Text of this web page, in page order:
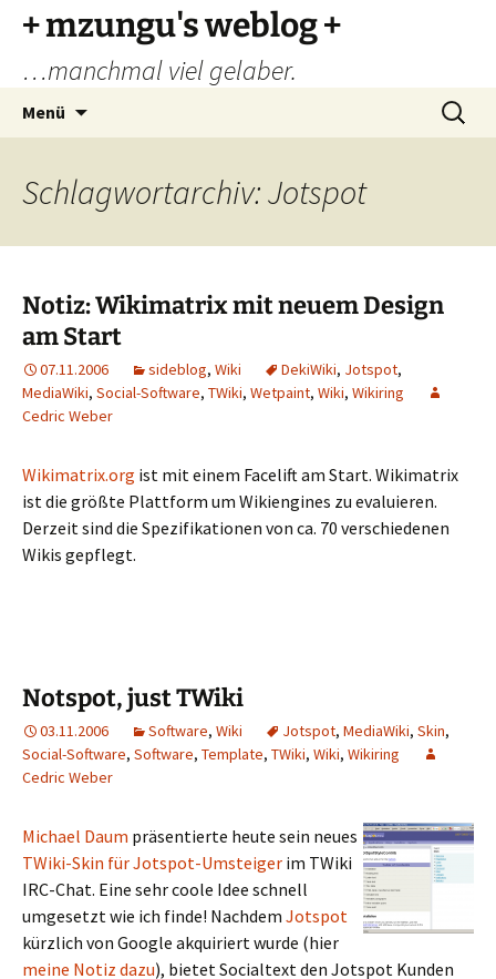
Zum
Inhalt
springen
+ mzungu's weblog +
…manchmal viel gelaber.
Menü
Suchen
nach:
Schlagwortarchiv: Jotspot
Notiz: Wikimatrix mit neuem Design
am Start
07.11.2006 sideblog, Wiki DekiWiki, Jotspot,
MediaWiki, Social-Software, TWiki, Wetpaint, Wiki, Wikiring
Cedric Weber
Wikimatrix.org ist mit einem Facelift am Start. Wikimatrix
ist die größte Plattform um Wikiengines zu evaluieren.
Derzeit sind die Spezifikationen von ca. 70 verschiedenen
Wikis gepflegt.
Notspot, just TWiki
03.11.2006 Software, Wiki Jotspot, MediaWiki, Skin,
Social-Software, Software, Template, TWiki, Wiki, Wikiring
Cedric Weber
Michael Daum präsentierte heute sein neues
TWiki-Skin für Jotspot-Umsteiger im TWiki
IRC-Chat. Eine sehr coole Idee schnell
umgesetzt wie ich finde! Nachdem Jotspot
kürzlich von Google akquiriert wurde (hier
meine Notiz dazu), bietet Socialtext den Jotspot Kunden